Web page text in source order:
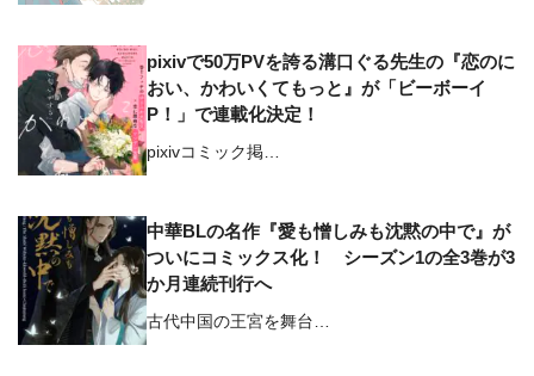
pixivで50万PVを誇る溝口ぐる先生の『恋のに
おい、かわいくてもっと』が「ビーボーイ
P！」で連載化決定！
pixivコミック掲…
中華BLの名作『愛も憎しみも沈黙の中で』が
ついにコミックス化！ シーズン1の全3巻が3
か月連続刊行へ
古代中国の王宮を舞台…